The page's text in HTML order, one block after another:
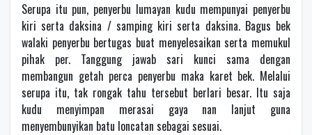
Serupa itu pun, penyerbu lumayan kudu mempunyai penyerbu
kiri serta daksina / samping kiri serta daksina. Bagus bek
walaki penyerbu bertugas buat menyelesaikan serta memukul
pihak per. Tanggung jawab sari kunci sama dengan
membangun getah perca penyerbu maka karet bek. Melalui
serupa itu, tak rongak tahu tersebut berlari besar. Itu saja
kudu menyimpan merasai gaya nan lanjut guna
menyembunyikan batu loncatan sebagai sesuai.